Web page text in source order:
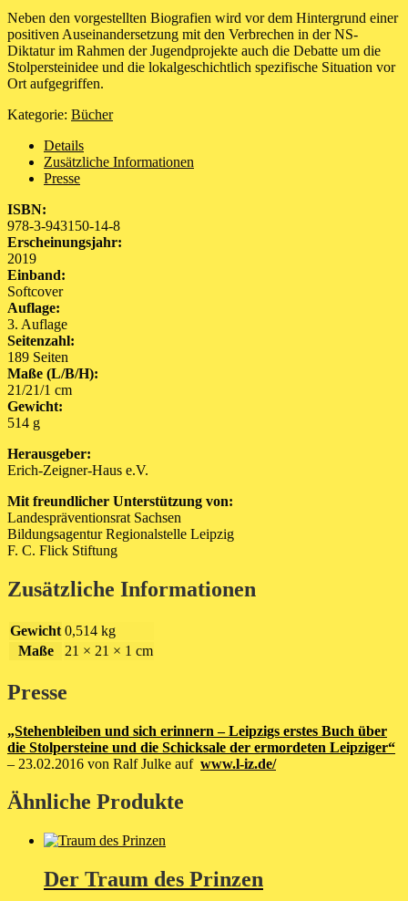
Neben den vorgestellten Biografien wird vor dem Hintergrund einer
positiven Auseinandersetzung mit den Verbrechen in der NS-
Diktatur im Rahmen der Jugendprojekte auch die Debatte um die
Stolpersteinidee und die lokalgeschichtlich spezifische Situation vor
Ort aufgegriffen.
Kategorie: Bücher
Details
Zusätzliche Informationen
Presse
ISBN:
978-3-943150-14-8
Erscheinungsjahr:
2019
Einband:
Softcover
Auflage:
3. Auflage
Seitenzahl:
189 Seiten
Maße (L/B/H):
21/21/1 cm
Gewicht:
514 g
Herausgeber:
Erich-Zeigner-Haus e.V.
Mit freundlicher Unterstützung von:
Landespräventionsrat Sachsen
Bildungsagentur Regionalstelle Leipzig
F. C. Flick Stiftung
Zusätzliche Informationen
Gewicht 0,514 kg
Maße
21 × 21 × 1 cm
Presse
„Stehenbleiben und sich erinnern – Leipzigs erstes Buch über
die Stolpersteine und die Schicksale der ermordeten Leipziger“
– 23.02.2016 von Ralf Julke auf www.l-iz.de/
Ähnliche Produkte
Der Traum des Prinzen